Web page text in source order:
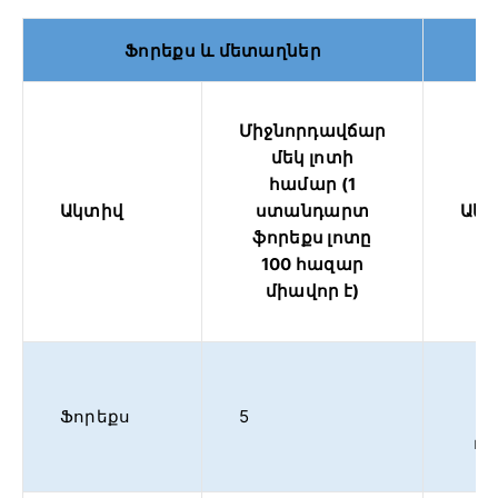
Ֆորեքս և մետաղներ
Ակտիվ
Միջնորդավճար
մեկ լոտի
համար (1
ստանդարտ
ֆորեքս լոտը
100 հազար
միավոր է)
Ֆորեքս 5